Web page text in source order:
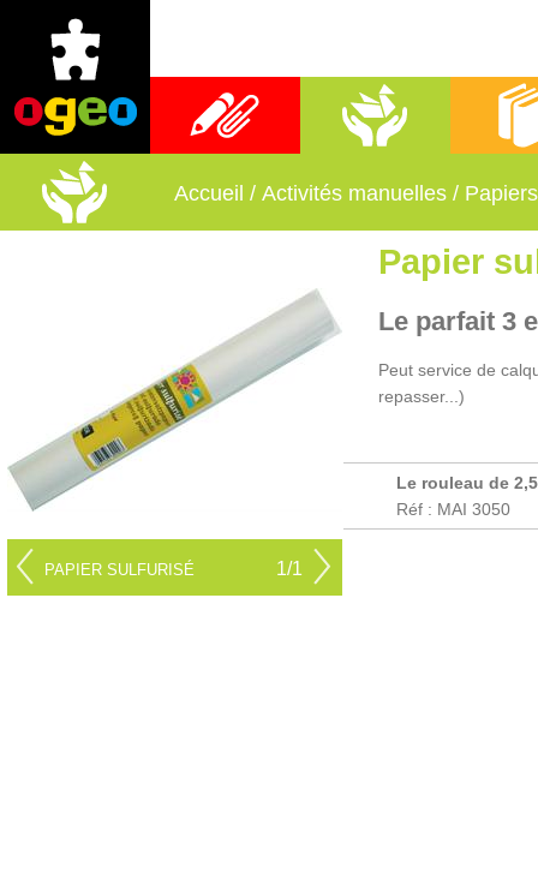
Fournitures scolaires Activités manuelles
Accueil / Activités manuelles /
Papier
PAPIER SULFURISÉ 1/1
Le parfait 3
Peut service de
repasser...)
Le rouleau de
Réf : MAI 3050